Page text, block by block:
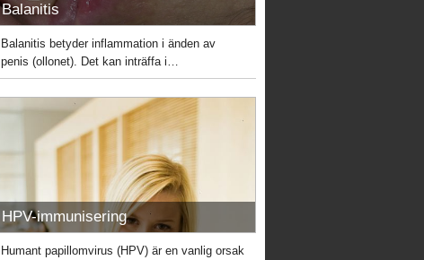
Balanitis
Balanitis betyder inflammation i änden av
penis (ollonet). Det kan inträffa i…
HPV-immunisering
Humant papillomvirus (HPV) är en vanlig orsak